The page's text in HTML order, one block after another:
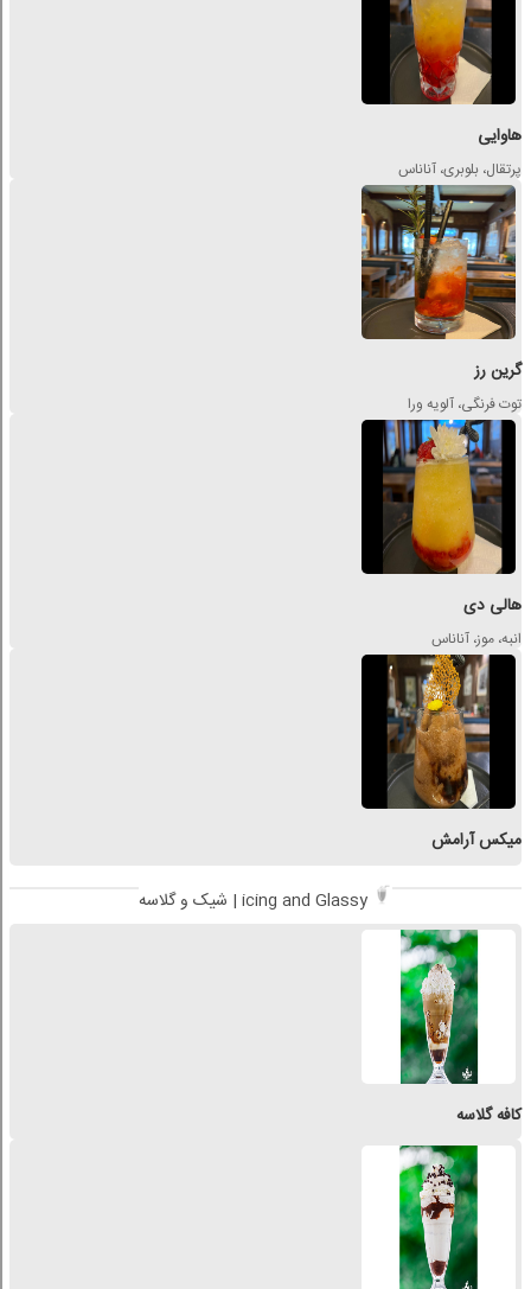
هاوایی
پرتقال، بلوبری، آناناس
گرین رز
توت فرنگی، آلویه ورا
هالی دی
انبه، موز، آناناس
میکس آرامش
شیک و گلاسه | icing and Glassy
کافه گلاسه